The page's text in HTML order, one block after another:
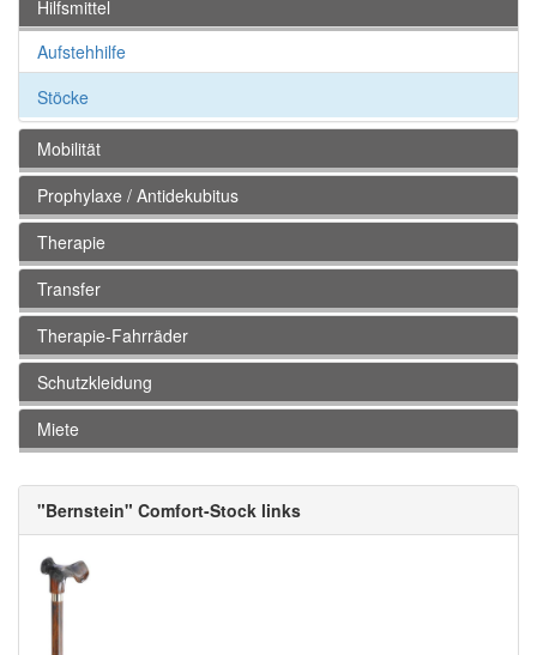
Hilfsmittel
Aufstehhilfe
Stöcke
Mobilität
Prophylaxe / Antidekubitus
Therapie
Transfer
Therapie-Fahrräder
Schutzkleidung
Miete
"Bernstein" Comfort-Stock links